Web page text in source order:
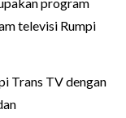
televisi Rumpi
Trans TV dengan